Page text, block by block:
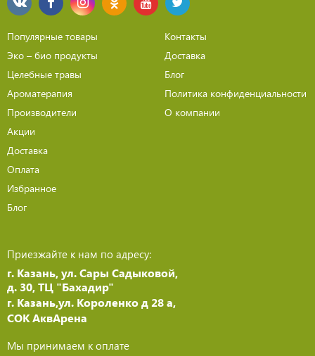
Популярные товары
Эко – био продукты
Целебные травы
Ароматерапия
Производители
Акции
Доставка
Оплата
Избранное
Блог
Контакты
Доставка
Блог
Политика конфиденциальности
О компании
Приезжайте к нам по адресу:
г. Казань, ул. Сары Садыковой,
д. 30, ТЦ "Бахадир"
г. Казань,ул. Короленко д 28 а,
СОК АквАрена
Мы принимаем к оплате